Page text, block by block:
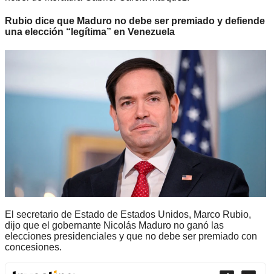
Rubio dice que Maduro no debe ser premiado y defiende
una elección “legítima” en Venezuela
El secretario de Estado de Estados Unidos, Marco Rubio,
dijo que el gobernante Nicolás Maduro no ganó las
elecciones presidenciales y que no debe ser premiado con
concesiones.